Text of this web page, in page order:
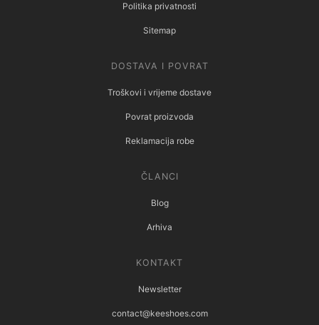
Politika privatnosti
Sitemap
DOSTAVA I POVRAT
Troškovi i vrijeme dostave
Povrat proizvoda
Reklamacija robe
ČLANCI
Blog
Arhiva
KONTAKT
Newsletter
contact@keeshoes.com